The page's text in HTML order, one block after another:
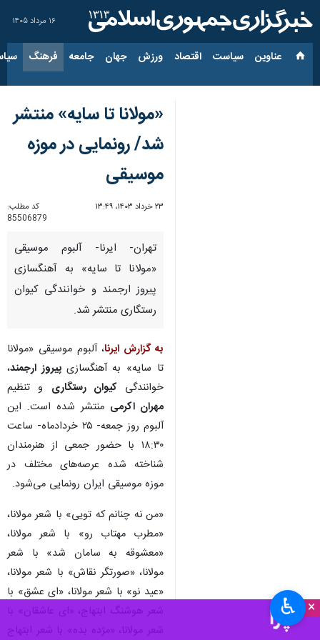
۱۶ مرداد ۱۴۰۵
عناوین‌ سیاست اقتصاد ورزش جهان جامعه فرهنگ
×
«مولانا تا سایه» منتشر
شد/ رونمایی در موزه
موسیقی
۲۳ خرداد ۱۴۰۳، ۱۳:۴۹
کد مطلب:
85506879
تهران- ایرنا- آلبوم موسیقی
«مولانا تا سایه» به آهنگسازی
پیروز ارجمند و خوانندگی کیوان
رستگاری منتشر شد.
به گزارش ایرنا، آلبوم موسیقی «مولانا
تا سایه» به آهنگسازیپیروز ارجمند،
خوانندگیکیوان رستگاریو تنظیم
مهران اکرمیمنتشر شده است. این
آلبوم روز جمعه- ۲۵ خردادماه- ساعت
۱۸:۳۰ با حضور جمعی از هنرمندان
شناخته شده عرصه‌های مختلف در
موزه موسیقی ایران رونمایی می‌شود.
«من نه چنانم که تویی» با شعر مولانا،
♿︎